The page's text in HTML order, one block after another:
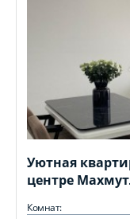
Уютная
центре
Комнат: